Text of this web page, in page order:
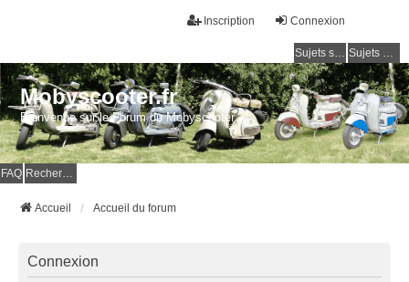
Connexion
Inscription
Sujets sans réponse Sujets actifs
Mobyscooter.fr
Bienvenue sur le Forum du Mobyscooter
FAQ Rechercher
Accueil Accueil du forum
Connexion